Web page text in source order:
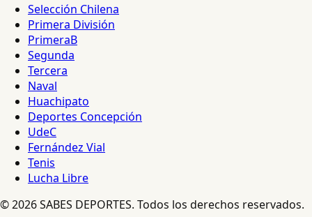
Selección Chilena
Primera División
PrimeraB
Segunda
Tercera
Naval
Huachipato
Deportes Concepción
UdeC
Fernández Vial
Tenis
Lucha Libre
© 2026 SABES DEPORTES. Todos los derechos reservados.